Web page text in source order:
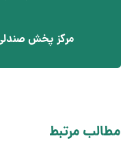
مرکز پخش
مطالب مرتبط